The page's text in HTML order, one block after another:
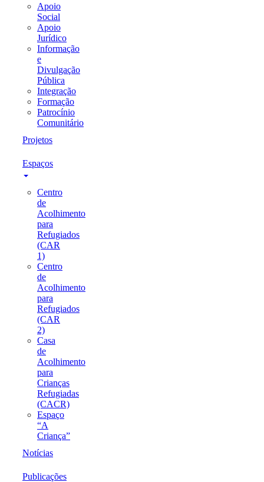
Apoio
Social
Apoio
Jurídico
Informação
e
Divulgação
Pública
Integração
Formação
Patrocínio
Comunitário
Projetos
Espaços
Centro
de
Acolhimento
para
Refugiados
(CAR
1)
Centro
de
Acolhimento
para
Refugiados
(CAR
2)
Casa
de
Acolhimento
para
Crianças
Refugiadas
(CACR)
Espaço
“A
Criança”
Notícias
Publicações